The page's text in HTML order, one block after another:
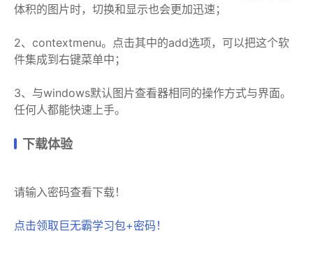
体积的图片时，切换和显示也会更加迅速；
2、contextmenu。点击其中的add选项，可以把这个软
件集成到右键菜单中；
3、与windows默认图片查看器相同的操作方式与界面。
任何人都能快速上手。
下载体验
请输入密码查看下载！
点击领取巨无霸学习包+密码！